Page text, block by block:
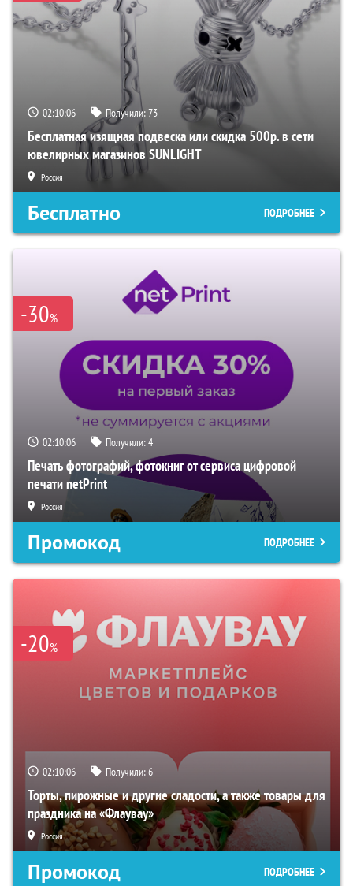
02:10:05 Получили:73
Бесплатная изящная подвеска или скидка 500р. в сети
ювелирных магазинов SUNLIGHT
Россия
Бесплатно ПОДРОБНЕЕ
-30%
02:10:05 Получили:4
Печать фотографий, фотокниг от сервиса цифровой
печати netPrint
Россия
Промокод ПОДРОБНЕЕ
-20%
02:10:05 Получили:6
Торты, пирожные и другие сладости, а также товары для
праздника на «Флаувау»
Россия
Промокод ПОДРОБНЕЕ